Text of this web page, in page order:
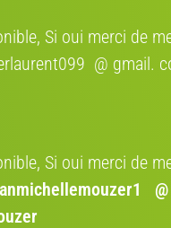
Confiez le
économique et
expertise
COCOLIS,
Nous nous
fluide que
Cocolis, nous
économique et
Si oui merci de
@ gmail.
Si oui merci de